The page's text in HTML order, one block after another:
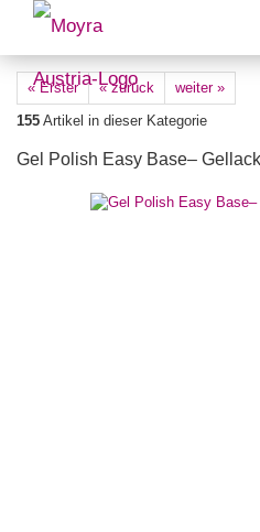
« Erster « zurück
weiter »
155 Artikel in dieser Kategorie
Gel Polish Easy Base–